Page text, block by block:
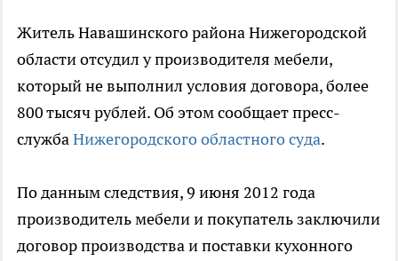
Житель Навашинского района Нижегородской
области отсудил у производителя мебели,
который не выполнил условия договора, более
800 тысяч рублей. Об этом сообщает пресс-
службаНижегородского областного суда.
По данным следствия, 9 июня 2012 года
производитель мебели и покупатель заключили
договор производства и поставки кухонного